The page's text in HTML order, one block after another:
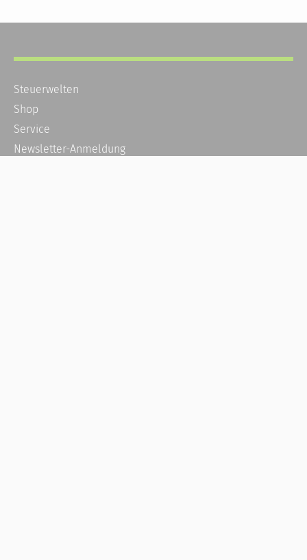
Steuerwelten
Shop
Service
Newsletter-Anmeldung